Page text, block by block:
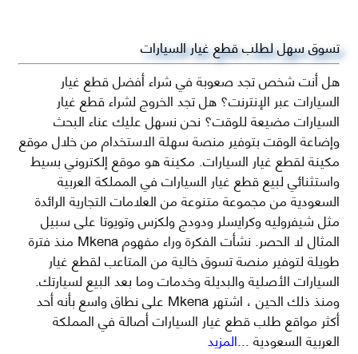
تسوق سهل لطلب قطع غيار السيارات
هل أنت شخص تجد صعوبة في شراء أفضل قطع غيار
السيارات عبر الإنترنت؟ هل تجد الخروج لشراء قطع غيار
السيارات مضيعة للوقت؟ نحن نسهل عليك عناء البحث
وإضاعة الوقت بتوفير منصة سهلة الاستخدام من خلال موقع
مكينة لقطع غيار السيارات. مكينة هو موقع إلكتروني بسيط
واستثنائي لبيع قطع غيار السيارات في المملكة العربية
السعودية من مجموعة متنوعة من العلامات التجارية الرائدة
مثل شيفروليه وكرايسلر ودودج ولكزس وتويوتا على سبيل
المثال لا الحصر. نشأت الفكرة وراء مفهوم Mkena منذ فترة
طويلة لتوفير منصة تسوق خالية من المتاعب لقطع غيار
السيارات الأصلية والبديلة وخدمات وما بعد البيع لسيارتك.
ومنذ ذلك الحين ، اشتهر Mkena على نطاق واسع بأنه أحد
أكثر مواقع طلب قطع غيار السيارات أصالة في المملكة
العربية السعودية...المزيد